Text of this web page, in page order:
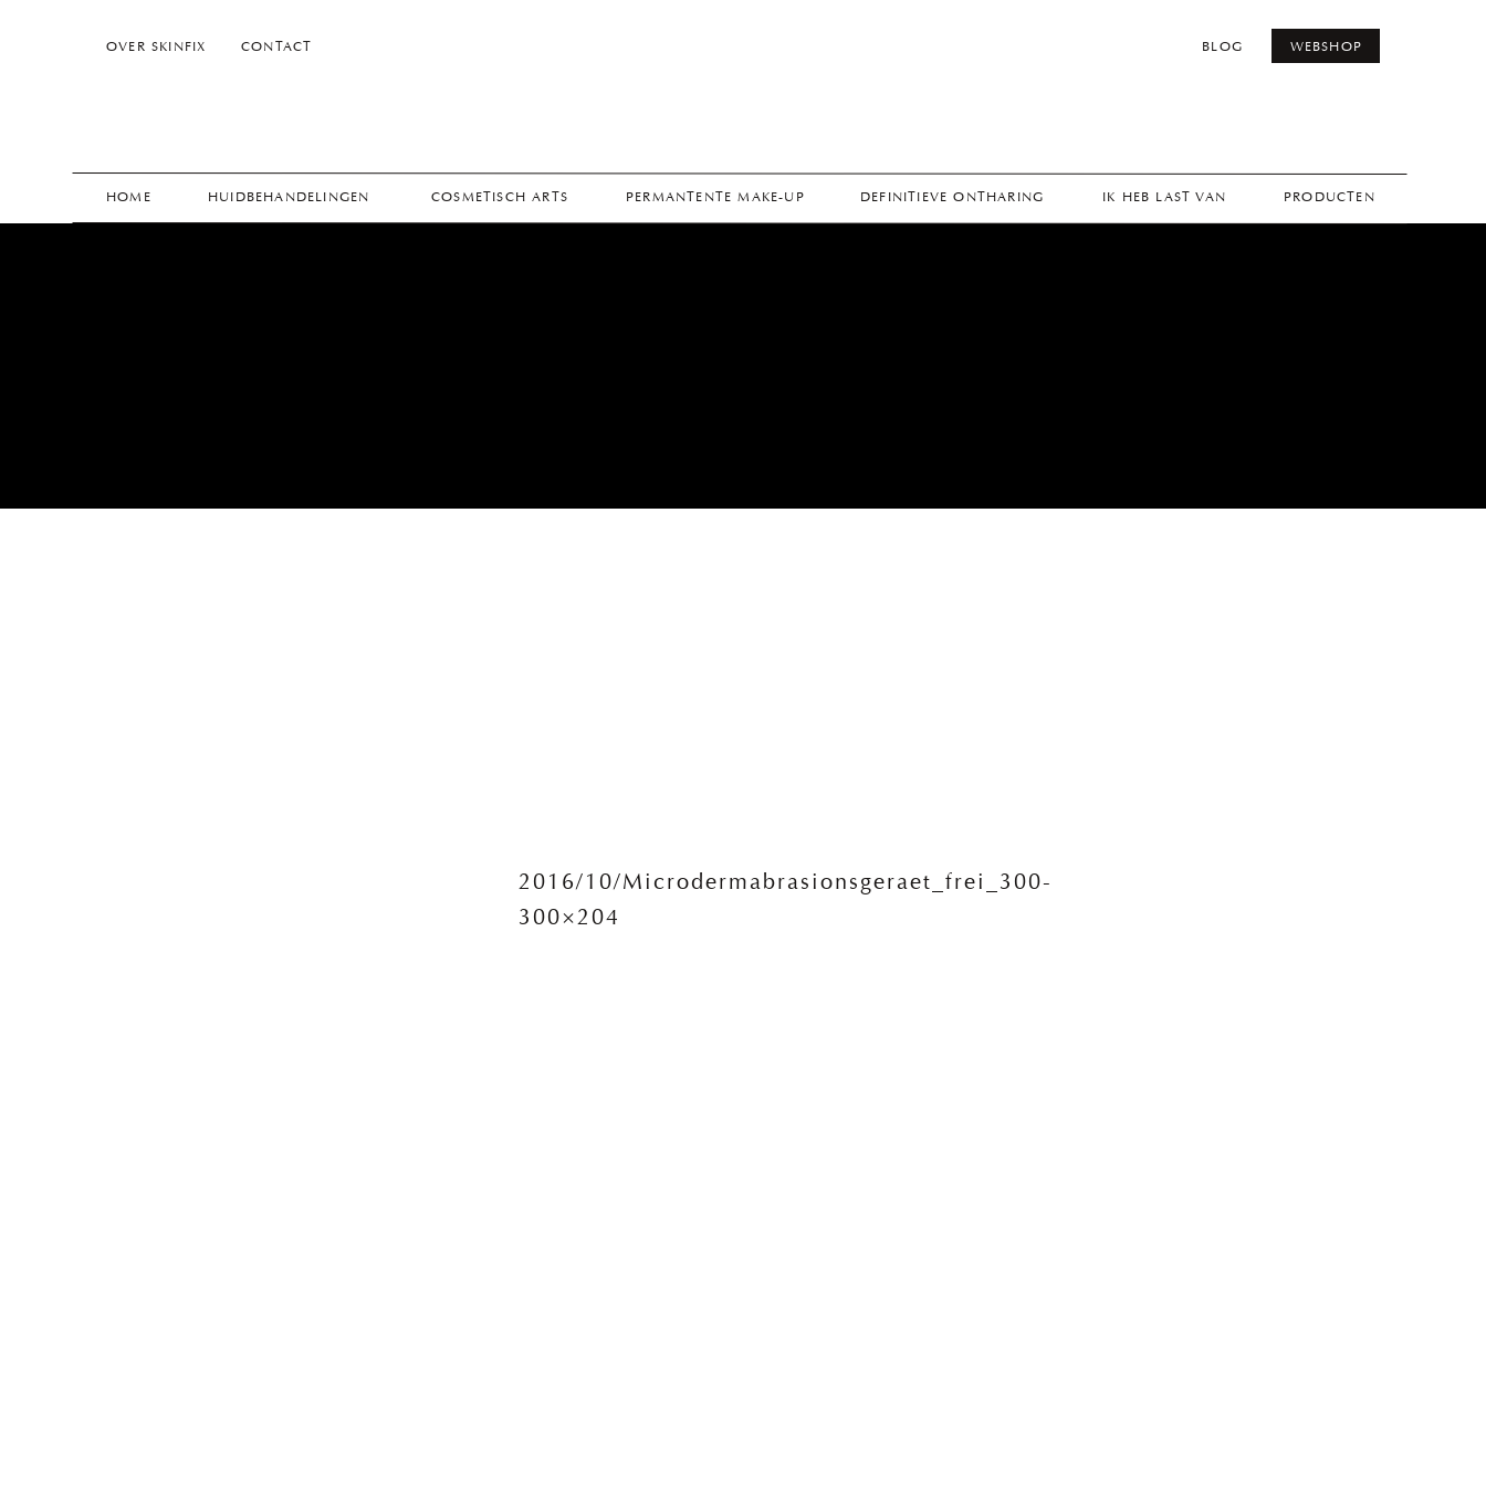
CONTACT BLOG WEBSHOP
OVER SKINFIX
HOME HUIDBEHANDELINGEN COSMETISCH ARTS PERMANTENTE MAKE-UP DEFINITIEVE ONTHARING IK HEB LAST VAN PRODUCTEN
2016/10/Microdermabrasionsgeraet_frei_300-
300×204